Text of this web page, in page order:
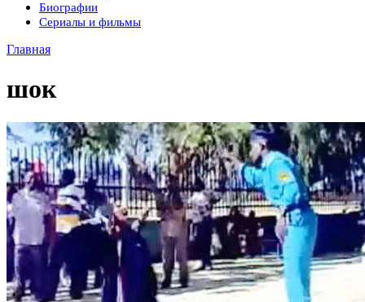
Биографии
Сериалы и фильмы
Главная
шок